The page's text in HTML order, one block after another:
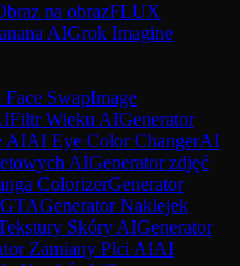
na obrazFLUX
AIGrok Imagine
Face SwapImage
Filtr Wieku AIGenerator
AIAI Eye Color ChangerAI
AIGenerator zdjęć
ColorizerGenerator
Generator Naklejek
Skóry AIGenerator
Zamiany Plci AIAI